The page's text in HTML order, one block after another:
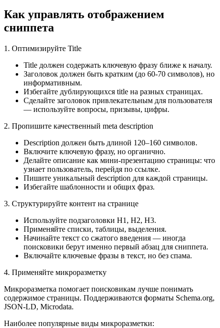
Как управлять отображением
сниппета
1. Оптимизируйте Title
Title должен содержать ключевую фразу ближе к началу.
Заголовок должен быть кратким (до 60-70 символов), но
информативным.
Избегайте дублирующихся title на разных страницах.
Сделайте заголовок привлекательным для пользователя
— используйте вопросы, призывы, цифры.
2. Пропишите качественный meta description
Description должен быть длиной 120–160 символов.
Включите ключевую фразу, но органично.
Делайте описание как мини-презентацию страницы: что
узнает пользователь, перейдя по ссылке.
Пишите уникальный description для каждой страницы.
Избегайте шаблонности и общих фраз.
3. Структурируйте контент на странице
Используйте подзаголовки H1, H2, H3.
Применяйте списки, таблицы, выделения.
Начинайте текст со сжатого введения — иногда
поисковики берут именно первый абзац для сниппета.
Включайте ключевые фразы в текст, но без спама.
4. Применяйте микроразметку
Микроразметка помогает поисковикам лучше понимать
содержимое страницы. Поддерживаются форматы Schema.org,
JSON-LD, Microdata.
Наиболее популярные виды микроразметки: